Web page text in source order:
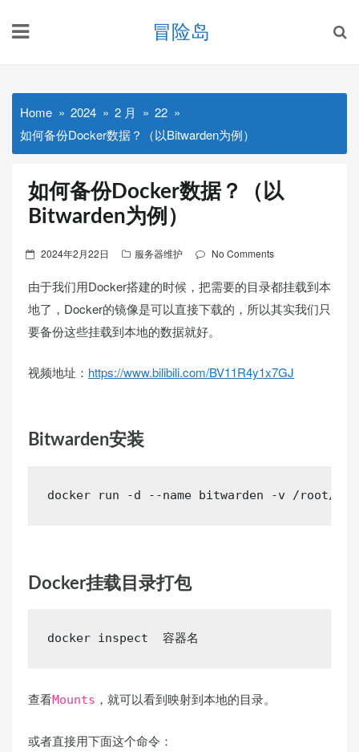
冒险岛
Home 2024 2 月
22
如何备份Docker数据？（以Bitwarden为例）
如何备份Docker数据？（以
Bitwarden为例）
Posted
2024年2月22日 服务器维护 No Comments
由于我们用Docker搭建的时候，把需要的目录都挂载到本
地了，Docker的镜像是可以直接下载的，所以其实我们只
要备份这些挂载到本地的数据就好。
视频地址： https://www.bilibili.com/BV11R4y1x7GJ
Bitwarden安装
docker run -d --name bitwarden -v /root/
Docker挂载目录打包
查看Mounts ，就可以看到映射到本地的目录。
或者直接用下面这个命令：